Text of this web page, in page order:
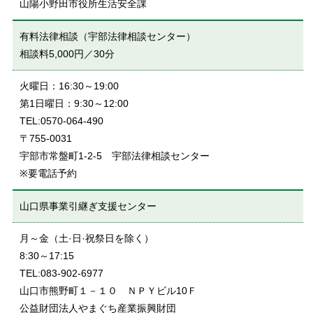
山陽小野田市役所生活安全課
有料法律相談（宇部法律相談センター）
相談料5,000円／30分
火曜日：16:30～19:00
第1日曜日：9:30～12:00
TEL:0570-064-490
〒755-0031
宇部市常盤町1-2-5 宇部法律相談センター
※要電話予約
山口県事業引継ぎ支援センター
月～金（土·日·祝祭日を除く）
8:30～17:15
TEL:083-902-6977
山口市熊野町１－１０ ＮＰＹビル10Ｆ
公益財団法人やまぐち産業振興財団